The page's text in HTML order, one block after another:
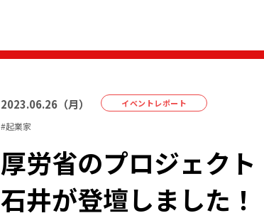
2023.06.26 （月） イベントレポート
#起業家
厚労省のプロジェク
石井が登壇しました！